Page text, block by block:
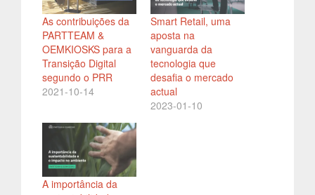
As contribuições da
PARTTEAM &
OEMKIOSKS para a
Transição Digital
segundo o PRR
2021-10-14
Smart Retail, uma
aposta na
vanguarda da
tecnologia que
desafia o mercado
actual
2023-01-10
A importância da